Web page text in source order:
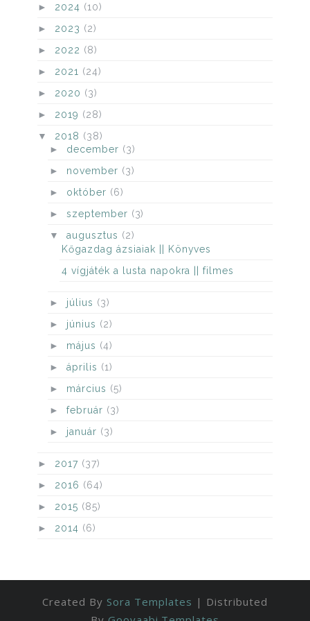
► 2024 (10)
► 2023 (2)
► 2022 (8)
► 2021 (24)
► 2020 (3)
► 2019 (28)
▼ 2018 (38)
► december (3)
► november (3)
► október (6)
► szeptember (3)
▼ augusztus (2)
Kőgazdag ázsiaiak || Könyves
4 vígjáték a lusta napokra || filmes
► július (3)
► június (2)
► május (4)
► április (1)
► március (5)
► február (3)
► január (3)
► 2017 (37)
► 2016 (64)
► 2015 (85)
► 2014 (6)
Created By Sora Templates | Distributed